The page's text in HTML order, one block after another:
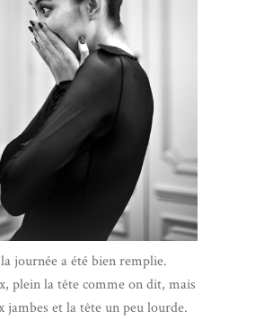
journée a été bien remplie.
plein la tête comme on dit, mais
jambes et la tête un peu lourde.